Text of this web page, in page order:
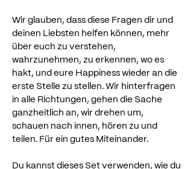
Wir glauben, dass diese Fragen dir und
deinen Liebsten helfen können, mehr
über euch zu verstehen,
wahrzunehmen, zu erkennen, wo es
hakt, und eure Happiness wieder an die
erste Stelle zu stellen. Wir hinterfragen
in alle Richtungen, gehen die Sache
ganzheitlich an, wir drehen um,
schauen nach innen, hören zu und
teilen. Für ein gutes Miteinander.
Du kannst dieses Set verwenden, wie du